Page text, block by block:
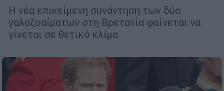
Η νέα επικείμενη συνάντηση των δύο
γαλαζοαίματων στη Βρετανία φαίνεται να
γίνεται σε θετικό κλίμα